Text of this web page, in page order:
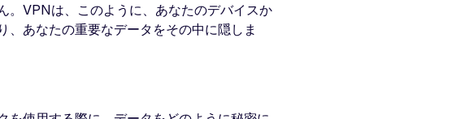
。VPNは、このように、あなたのデバイスか
、あなたの重要なデータをその中に隠しま